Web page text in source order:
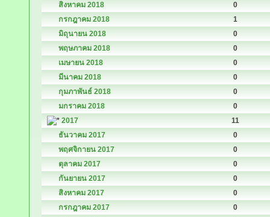
สิงหาคม 2018
0
กรกฎาคม 2018
1
มิถุนายน 2018
0
พฤษภาคม 2018
0
เมษายน 2018
0
มีนาคม 2018
0
กุมภาพันธ์ 2018
0
มกราคม 2018
0
2017
11
ธันวาคม 2017
0
พฤศจิกายน 2017
0
ตุลาคม 2017
0
กันยายน 2017
0
สิงหาคม 2017
0
กรกฎาคม 2017
0